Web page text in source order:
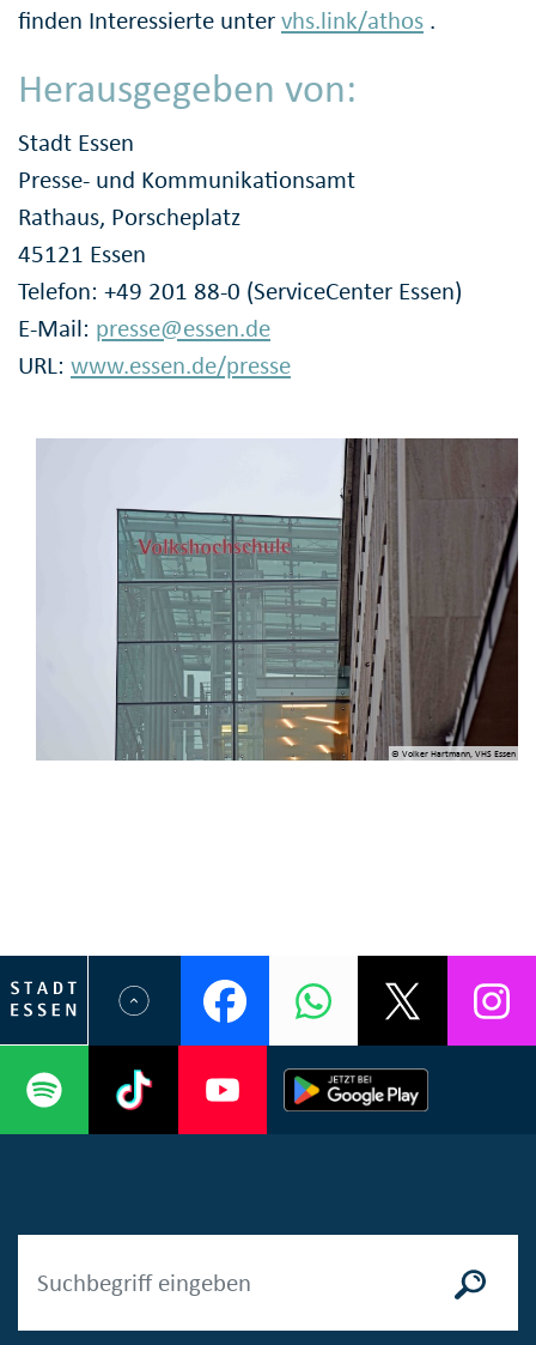
finden Interessierte untervhs.link/athos .
Herausgegeben von:
Stadt Essen
Presse- und Kommunikationsamt
Rathaus, Porscheplatz
45121 Essen
Telefon: +49 201 88-0 (ServiceCenter Essen)
E-Mail: presse@essen.de
URL: www.essen.de/presse
© Volker Hartmann, VHS Essen